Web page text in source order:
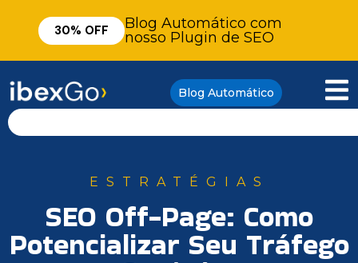
30% OFF
Blog Automático com
nosso Plugin de SEO
Blog Automático
ESTRATÉGIAS
SEO Off-Page: Como
Potencializar Seu Tráfego